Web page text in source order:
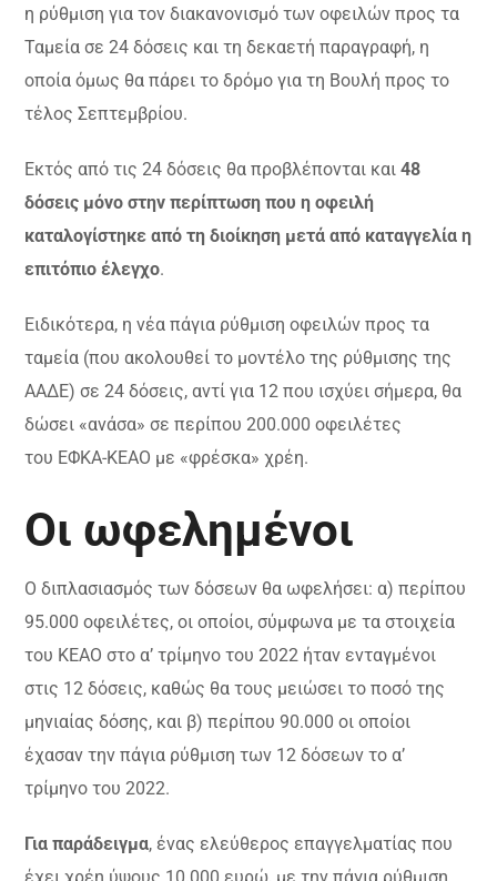
η ρύθμιση για τον διακανονισμό των οφειλών προς τα
Ταμεία σε 24 δόσεις και τη δεκαετή παραγραφή, η
οποία όμως θα πάρει το δρόμο για τη Βουλή προς το
τέλος Σεπτεμβρίου.
Εκτός από τις 24 δόσεις θα προβλέπονται και48
δόσεις μόνο στην περίπτωση που η οφειλή
καταλογίστηκε από τη διοίκηση μετά από καταγγελία η
επιτόπιο έλεγχο.
Ειδικότερα, η νέα πάγια ρύθμιση οφειλών προς τα
ταμεία (που ακολουθεί το μοντέλο της ρύθμισης της
ΑΑΔΕ) σε 24 δόσεις, αντί για 12 που ισχύει σήμερα, θα
δώσει «ανάσα» σε περίπου 200.000 οφειλέτες
του ΕΦΚΑ-ΚΕΑΟ με «φρέσκα» χρέη.
Οι ωφελημένοι
Ο διπλασιασμός των δόσεων θα ωφελήσει: α) περίπου
95.000 οφειλέτες, οι οποίοι, σύμφωνα με τα στοιχεία
του ΚΕΑΟ στο α’ τρίμηνο του 2022 ήταν ενταγμένοι
στις 12 δόσεις, καθώς θα τους μειώσει το ποσό της
μηνιαίας δόσης, και β) περίπου 90.000 οι οποίοι
έχασαν την πάγια ρύθμιση των 12 δόσεων το α’
τρίμηνο του 2022.
Για παράδειγμα, ένας ελεύθερος επαγγελματίας που